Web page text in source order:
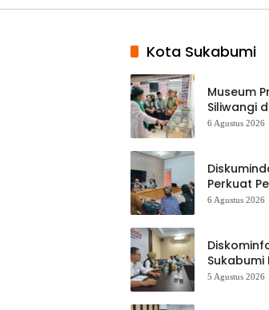
Kota Sukabumi
Museum
Siliwangi
Museum
Hampir
6 Agustus 2026
Perkuat
Sensus
Terbuka
6 Agustus 2026
Sukabumi
Satu Data
5 Agustus 2026